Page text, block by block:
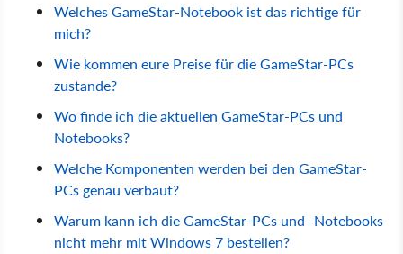
Welches GameStar-Notebook ist das richtige für
mich?
Wie kommen eure Preise für die GameStar-PCs
zustande?
Wo finde ich die aktuellen GameStar-PCs und
Notebooks?
Welche Komponenten werden bei den GameStar-
PCs genau verbaut?
Warum kann ich die GameStar-PCs und -Notebooks
nicht mehr mit Windows 7 bestellen?